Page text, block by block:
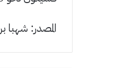
المصدر: شهبا